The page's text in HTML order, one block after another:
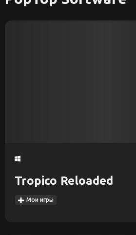
Tropico Reloaded
Мои игры